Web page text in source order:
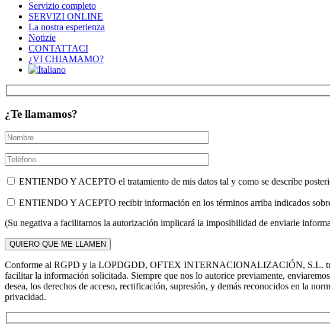
Servizio completo
SERVIZI ONLINE
La nostra esperienza
Notizie
CONTATTACI
¿VI CHIAMAMO?
¿Te llamamos?
ENTIENDO Y ACEPTO el tratamiento de mis datos tal y como se describe
ENTIENDO Y ACEPTO recibir información en los términos arriba indicados
(Su negativa a facilitarnos la autorización implicará la imposibilidad de enviarle
Conforme al RGPD y la LOPDGDD, OFTEX INTERNACIONALIZACIÓN, S.L.
facilitar la información solicitada. Siempre que nos lo autorice previamente,
desea, los derechos de acceso, rectificación, supresión, y demás reconocidos en la
privacidad.